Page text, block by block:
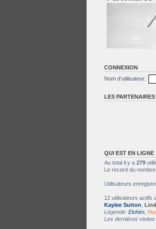
CONNEXION
Nom d’utilisateur:
LES
QUI EST EN LIGNE
Au total il y a 279
Le record du
Utilisateurs
12 utilisateurs actifs
Kaylee Sutton
Légende: Elohim
Les dernières